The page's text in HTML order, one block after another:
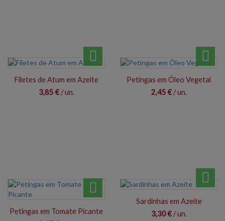
Filetes de Atum em Azeite
3,85 €/ un.
Petingas em Óleo Vegetal
2,45 €/ un.
Petingas em Tomate Picante
Sardinhas em Azeite
3,30 €/ un.